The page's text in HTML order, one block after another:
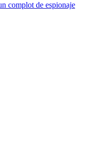
complot de espionaje